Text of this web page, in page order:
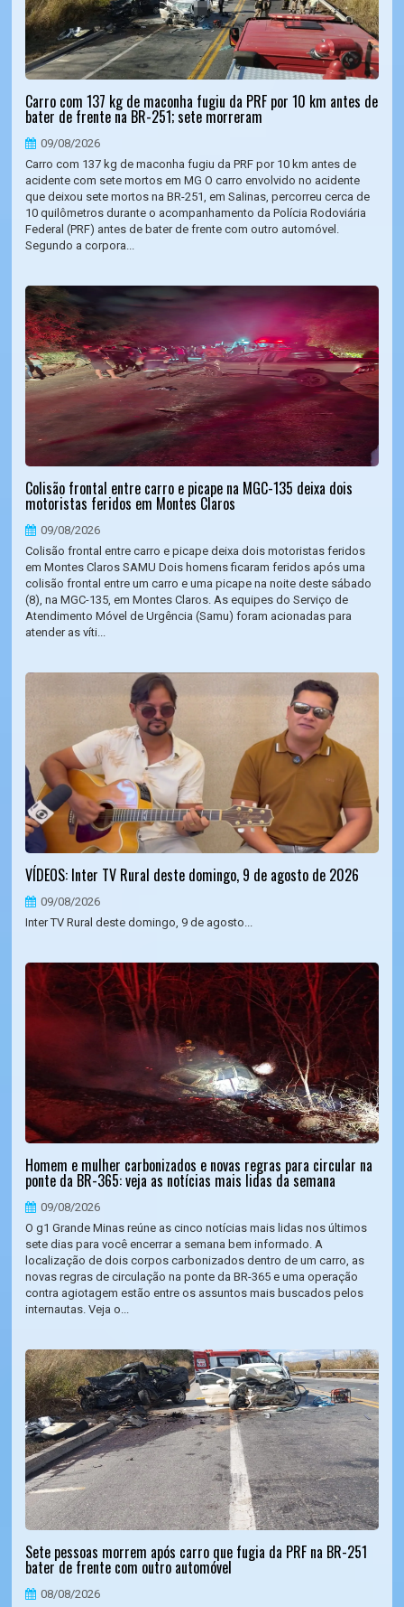
Carro com 137 kg de maconha fugiu da PRF por 10 km antes de
bater de frente na BR-251; sete morreram
09/08/2026
Carro com 137 kg de maconha fugiu da PRF por 10 km antes de
acidente com sete mortos em MG O carro envolvido no acidente
que deixou sete mortos na BR-251, em Salinas, percorreu cerca de
10 quilômetros durante o acompanhamento da Polícia Rodoviária
Federal (PRF) antes de bater de frente com outro automóvel.
Segundo a corpora...
Colisão frontal entre carro e picape na MGC-135 deixa dois
motoristas feridos em Montes Claros
09/08/2026
Colisão frontal entre carro e picape deixa dois motoristas feridos
em Montes Claros SAMU Dois homens ficaram feridos após uma
colisão frontal entre um carro e uma picape na noite deste sábado
(8), na MGC-135, em Montes Claros. As equipes do Serviço de
Atendimento Móvel de Urgência (Samu) foram acionadas para
atender as víti...
VÍDEOS: Inter TV Rural deste domingo, 9 de agosto de 2026
09/08/2026
Inter TV Rural deste domingo, 9 de agosto...
Homem e mulher carbonizados e novas regras para circular na
ponte da BR-365: veja as notícias mais lidas da semana
09/08/2026
O g1 Grande Minas reúne as cinco notícias mais lidas nos últimos
sete dias para você encerrar a semana bem informado. A
localização de dois corpos carbonizados dentro de um carro, as
novas regras de circulação na ponte da BR-365 e uma operação
contra agiotagem estão entre os assuntos mais buscados pelos
internautas. Veja o...
Sete pessoas morrem após carro que fugia da PRF na BR-251
bater de frente com outro automóvel
08/08/2026